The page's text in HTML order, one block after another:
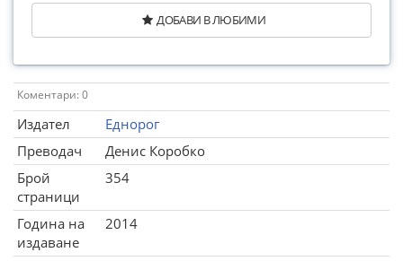
ДОБАВИ В ЛЮБИМИ
Коментари: 0
Издател
Еднорог
Преводач
Денис Коробко
Брой
страници
354
Година на
издаване
2014